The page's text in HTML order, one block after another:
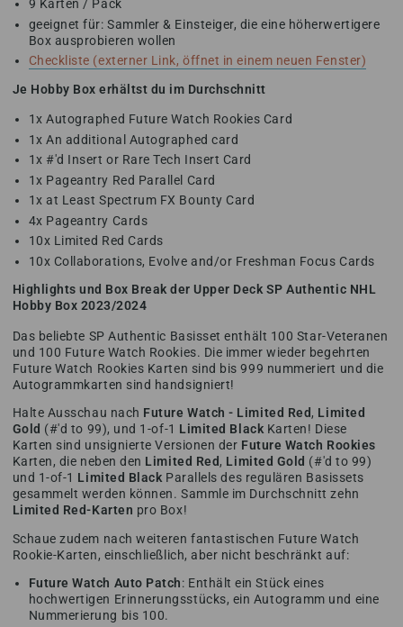
9 Karten / Pack
geeignet für: Sammler & Einsteiger, die eine höherwertigere
Box ausprobieren wollen
Checkliste (externer Link, öffnet in einem neuen Fenster)
Je Hobby Box erhältst du im Durchschnitt
1x Autographed Future Watch Rookies Card
1x An additional Autographed card
1x #'d Insert or Rare Tech Insert Card
1x Pageantry Red Parallel Card
1x at Least Spectrum FX Bounty Card
4x Pageantry Cards
10x Limited Red Cards
10x Collaborations, Evolve and/or Freshman Focus Cards
Highlights und Box Break der Upper Deck SP Authentic NHL
Hobby Box 2023/2024
Das beliebte SP Authentic Basisset enthält 100 Star-Veteranen
und 100 Future Watch Rookies. Die immer wieder begehrten
Future Watch Rookies Karten sind bis 999 nummeriert und die
Autogrammkarten sind handsigniert!
Halte Ausschau nach Future Watch - Limited Red, Limited
Gold (#'d to 99), und 1-of-1 Limited Black Karten! Diese
Karten sind unsignierte Versionen der Future Watch Rookies
Karten, die neben den Limited Red, Limited Gold (#'d to 99)
und 1-of-1 Limited Black Parallels des regulären Basissets
gesammelt werden können. Sammle im Durchschnitt zehn
Limited Red-Karten pro Box!
Schaue zudem nach weiteren fantastischen Future Watch
Rookie-Karten, einschließlich, aber nicht beschränkt auf:
Future Watch Auto Patch: Enthält ein Stück eines
hochwertigen Erinnerungsstücks, ein Autogramm und eine
Nummerierung bis 100.